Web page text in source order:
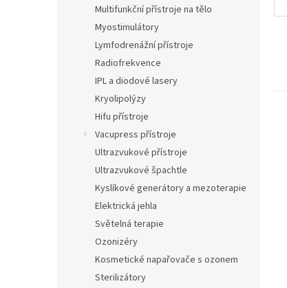
Multifunkční přístroje na tělo
Myostimulátory
Lymfodrenážní přístroje
Radiofrekvence
IPL a diodové lasery
Kryolipolýzy
Hifu přístroje
Vacupress přístroje
Ultrazvukové přístroje
Ultrazvukové špachtle
Kyslíkové generátory a mezoterapie
Elektrická jehla
Světelná terapie
Ozonizéry
Kosmetické napařovače s ozonem
Sterilizátory